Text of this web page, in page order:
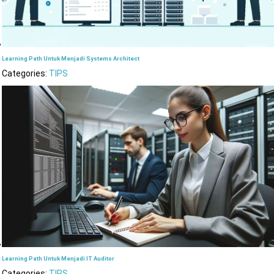
Learning Path Untuk Menjadi Systems Architect
Categories: TIPS
Learning Path Untuk Menjadi IT Auditor